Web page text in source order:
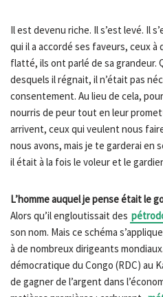
Il est devenu riche. Il s’est levé. Il
qui il a accordé ses faveurs, ceux à
flatté, ils ont parlé de sa grandeur.
desquels il régnait, il n’était pas
consentement. Au lieu de cela,
nourris de peur tout en leur
arrivent, ceux qui veulent nous
nous avons, mais je te garderai en
il était à la fois le voleur et le
L’homme auquel je pense était le
Alors qu’il engloutissait des
son nom. Mais ce schéma
à de nombreux dirigeants
démocratique du Congo (RDC) au
de gagner de l’argent dans